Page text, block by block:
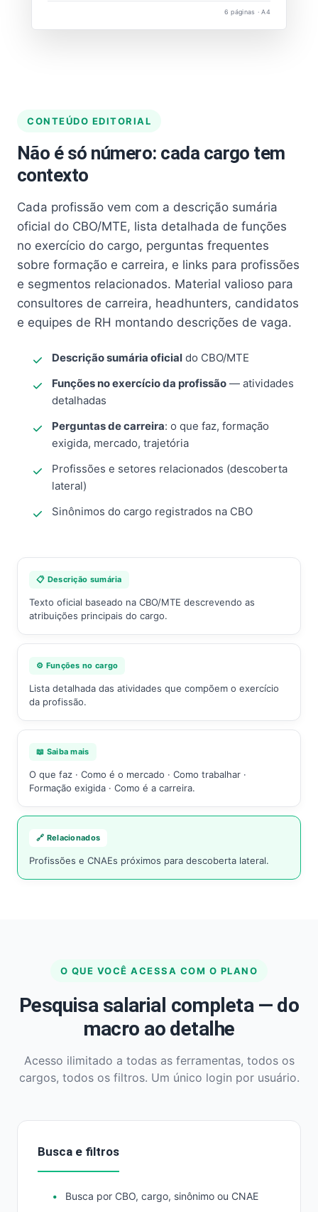
6 páginas · A4
CONTEÚDO EDITORIAL
Não é só número: cada cargo tem
contexto
Cada profissão vem com a descrição sumária
oficial do CBO/MTE, lista detalhada de funções
no exercício do cargo, perguntas frequentes
sobre formação e carreira, e links para profissões
e segmentos relacionados. Material valioso para
consultores de carreira, headhunters, candidatos
e equipes de RH montando descrições de vaga.
Descrição sumária oficial do CBO/MTE
Funções no exercício da profissão — atividades
detalhadas
Perguntas de carreira: o que faz, formação
exigida, mercado, trajetória
Profissões e setores relacionados (descoberta
lateral)
Sinônimos do cargo registrados na CBO
📋 Descrição sumária
Texto oficial baseado na CBO/MTE descrevendo as
atribuições principais do cargo.
⚙️ Funções no cargo
Lista detalhada das atividades que compõem o exercício
da profissão.
📖 Saiba mais
O que faz · Como é o mercado · Como trabalhar ·
Formação exigida · Como é a carreira.
🔗 Relacionados
Profissões e CNAEs próximos para descoberta lateral.
O QUE VOCÊ ACESSA COM O PLANO
Pesquisa salarial completa — do
macro ao detalhe
Acesso ilimitado a todas as ferramentas, todos os
cargos, todos os filtros. Um único login por usuário.
Busca e filtros
Busca por CBO, cargo, sinônimo ou CNAE